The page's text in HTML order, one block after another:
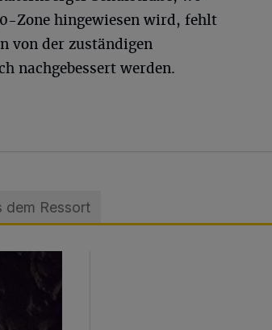
Zone hingewiesen wird, fehlt
von der zuständigen
nachgebessert werden.
dem Ressort